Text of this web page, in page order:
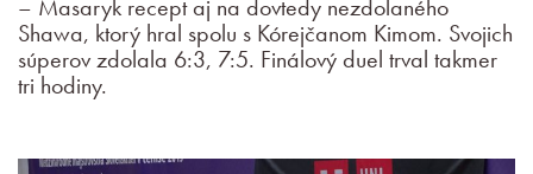
– Masaryk recept aj na dovtedy nezdolaného
Shawa, ktorý hral spolu s Kórejčanom Kimom. Svojich
súperov zdolala 6:3, 7:5. Finálový duel trval takmer
tri hodiny.